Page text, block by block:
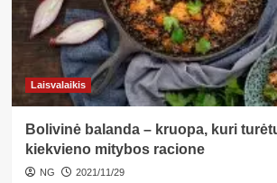
Kalėdoms
numeris
VIENAS!
Laisvalaikis
Bolivinė balanda – kruopa, kuri
kiekvieno mitybos racione
NG 2021/11/29